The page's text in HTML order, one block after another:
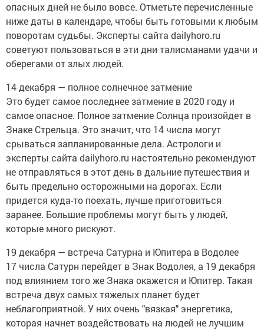
опасных дней не было вовсе. Отметьте перечисленные
ниже даты в календаре, чтобы быть готовыми к любым
поворотам судьбы. Эксперты сайта dailyhoro.ru
советуют пользоваться в эти дни талисманами удачи и
оберегами от злых людей.
14 декабря — полное солнечное затмение
Это будет самое последнее затмение в 2020 году и
самое опасное. Полное затмение Солнца произойдет в
Знаке Стрельца. Это значит, что 14 числа могут
срываться запланированные дела. Астрологи и
эксперты сайта dailyhoro.ru настоятельно рекомендуют
не отправляться в этот день в дальние путешествия и
быть предельно осторожными на дорогах. Если
придется куда-то поехать, лучше приготовиться
заранее. Большие проблемы могут быть у людей,
которые много рискуют.
19 декабря — встреча Сатурна и Юпитера в Водолее
17 числа Сатурн перейдет в Знак Водолея, а 19 декабря
под влиянием того же Знака окажется и Юпитер. Такая
встреча двух самых тяжелых планет будет
неблагоприятной. У них очень "вязкая" энергетика,
которая начнет воздействовать на людей не лучшим